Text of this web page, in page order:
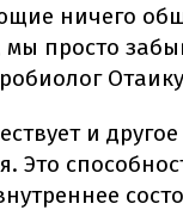
ничего
мы просто
и
Это